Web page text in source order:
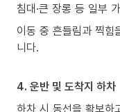
침대·큰 장롱 등 일부
이동 중 흔들림과 찍힘
니다.
4. 운반 및 도착지 하차
하차 시 동선을 확보하